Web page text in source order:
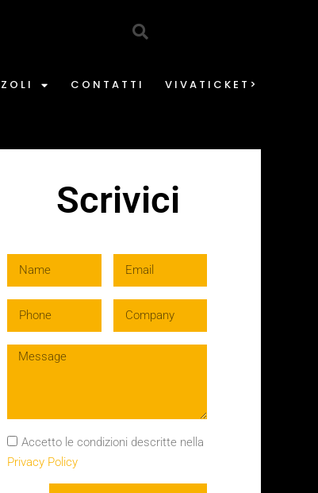
CONTATTI
VIVATICKET>
Scrivici
Accetto le condizioni descritte nella
Privacy Policy